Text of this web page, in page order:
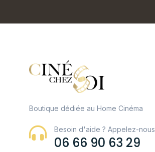
Boutique dédiée au Home Cinéma
Besoin d'aide ? Appelez-nous
06 66 90 63 29